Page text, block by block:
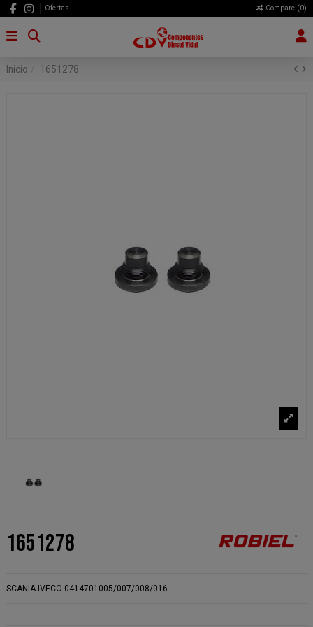
Ofertas Compare (0)
Inicio 1651278
1651278
SCANIA IVECO 0414701005/007/008/016..